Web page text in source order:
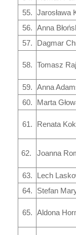
55. Jarosława
56. Anna
57.
Dagmar
58. Tomasz
59. Anna
60.
Marta
61. Renata
62. Joanna
63. Lech
64.
Stefan
65. Aldona